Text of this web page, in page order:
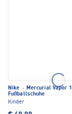
Nike · Mercurial Vapor
Fußballschuhe
Kinder